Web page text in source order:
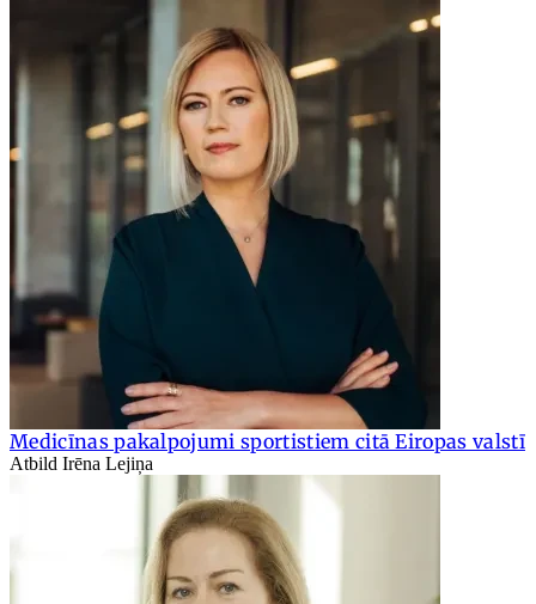
Medicīnas pakalpojumi sportistiem citā Eiropas valstī
Atbild Irēna Lejiņa